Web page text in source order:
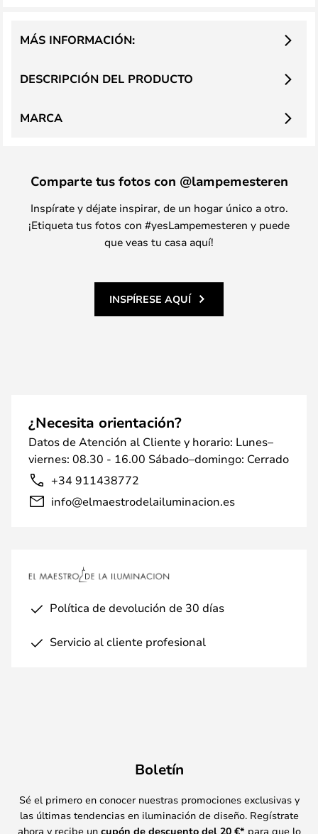
DESCRIPCIÓN DEL PRODUCTO
MÁS INFORMACIÓN:
MARCA
Comparte tus fotos con @lampemesteren
Inspírate y déjate inspirar, de un hogar único a otro.
¡Etiqueta tus fotos con #yesLampemesteren y puede
que veas tu casa aquí!
INSPÍRESE AQUÍ
¿Necesita orientación?
Datos de Atención al Cliente y horario: Lunes–
viernes: 08.30 - 16.00 Sábado–domingo: Cerrado
+34 911438772
info@elmaestrodelailuminacion.es
Política de devolución de 30 días
Servicio al cliente profesional
Boletín
Sé el primero en conocer nuestras promociones exclusivas y
las últimas tendencias en iluminación de diseño. Regístrate
ahora y recibe un cupón de descuento del 20 €* para que lo